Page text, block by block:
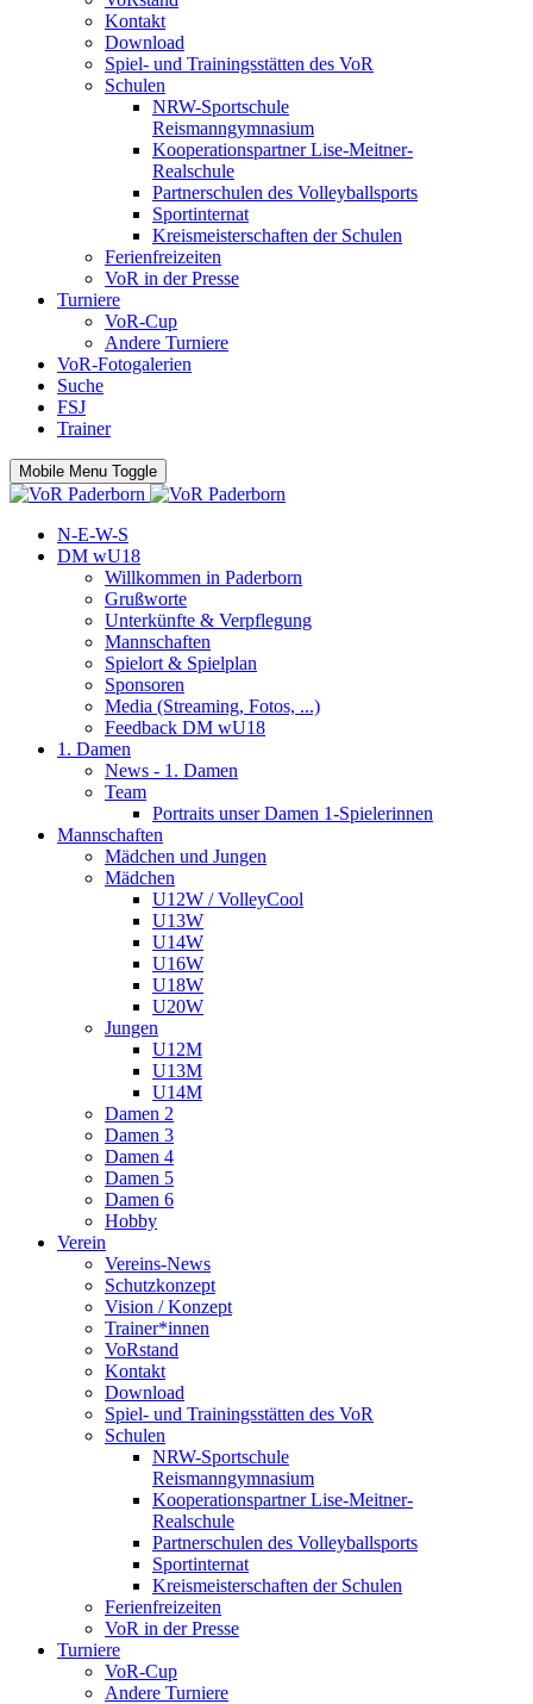
Kontakt
Download
Spiel- und Trainingsstätten des VoR
Schulen
NRW-Sportschule
Reismanngymnasium
Kooperationspartner Lise-Meitner-
Realschule
Partnerschulen des Volleyballsports
Sportinternat
Kreismeisterschaften der Schulen
Ferienfreizeiten
VoR in der Presse
Turniere
VoR-Cup
Andere Turniere
VoR-Fotogalerien
Suche
FSJ
Trainer
Mobile Menu Toggle
N-E-W-S
DM wU18
Willkommen in Paderborn
Grußworte
Unterkünfte & Verpflegung
Mannschaften
Spielort & Spielplan
Sponsoren
Media (Streaming, Fotos, ...)
Feedback DM wU18
1. Damen
News - 1. Damen
Team
Portraits unser Damen 1-Spielerinnen
Mannschaften
Mädchen und Jungen
Mädchen
U12W / VolleyCool
U13W
U14W
U16W
U18W
U20W
Jungen
U12M
U13M
U14M
Damen 2
Damen 3
Damen 4
Damen 5
Damen 6
Hobby
Verein
Vereins-News
Schutzkonzept
Vision / Konzept
Trainer*innen
VoRstand
Kontakt
Download
Spiel- und Trainingsstätten des VoR
Schulen
NRW-Sportschule
Reismanngymnasium
Kooperationspartner Lise-Meitner-
Realschule
Partnerschulen des Volleyballsports
Sportinternat
Kreismeisterschaften der Schulen
Ferienfreizeiten
VoR in der Presse
Turniere
VoR-Cup
Andere Turniere